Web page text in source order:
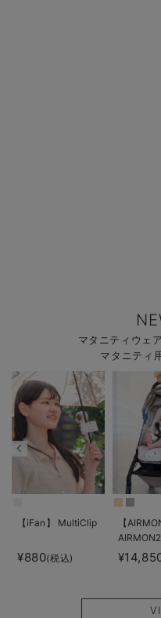
マタニティウェ
マタニティ
【iFan】 MultiClip
¥880(税込)
【
アム